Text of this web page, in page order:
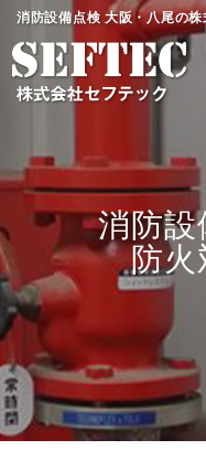
消防設
防火
消防設備点検 大阪・八尾の